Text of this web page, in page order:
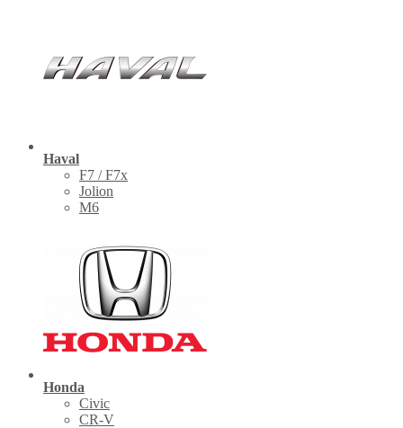
Haval
F7 / F7x
Jolion
M6
Honda
Civic
CR-V